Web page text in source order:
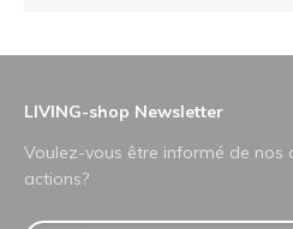
LIVING-shop Newsletter
Voulez-vous être informé de nos
actions?